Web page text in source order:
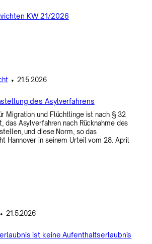
KW 21/2026
• 21.5.2026
des Asylverfahrens
Migration und Flüchtlinge ist nach § 32
das Asylverfahren nach Rücknahme des
und diese Norm, so das
Hannover in seinem Urteil vom 28. April
21.5.2026
ist keine Aufenthaltserlaubnis